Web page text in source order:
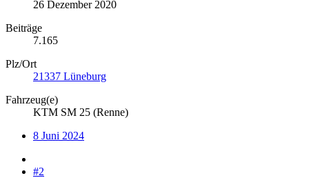
26 Dezember 2020
Beiträge
7.165
Plz/Ort
21337 Lüneburg
Fahrzeug(e)
KTM SM 25 (Renne)
8 Juni 2024
#2